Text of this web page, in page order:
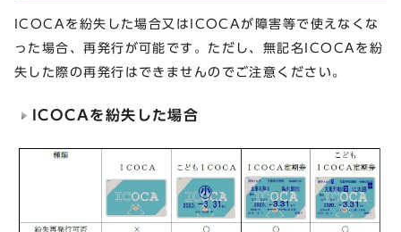
ICOCAを紛失した場合又はICOCAが障害等で使えなくな
った場合、再発行が可能です。ただし、無記名ICOCAを紛
失した際の再発行はできませんのでご注意ください。
ICOCAを紛失した場合